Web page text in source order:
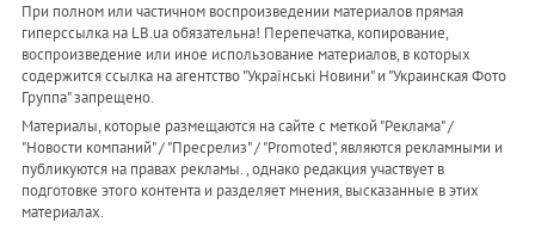
При полном или частичном воспроизведении материалов прямая
гиперссылка на LB.ua обязательна! Перепечатка, копирование,
воспроизведение или иное использование материалов, в которых
содержится ссылка на агентство "Українськi Новини" и "Украинская Фото
Группа" запрещено.
Материалы, которые размещаются на сайте с меткой "Реклама" /
"Новости компаний" / "Пресрелиз" / "Promoted", являются рекламными и
публикуются на правах рекламы. , однако редакция участвует в
подготовке этого контента и разделяет мнения, высказанные в этих
материалах.